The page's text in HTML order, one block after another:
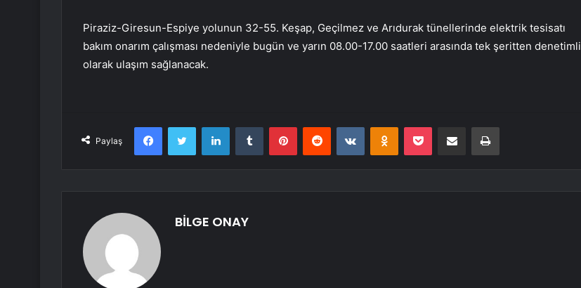
Piraziz-Giresun-Espiye yolunun 32-55. Keşap, Geçilmez ve Arıdurak tünellerinde elektrik tesisatı
bakım onarım çalışması nedeniyle bugün ve yarın 08.00-17.00 saatleri arasında tek şeritten denetimli
olarak ulaşım sağlanacak.
Paylaş
FacebookTwitter LinkedInTumblr PinterestReddit VKontakteOdnoklassniki
Pocket E-Posta ile paylaş Yazdır
BİLGE ONAY